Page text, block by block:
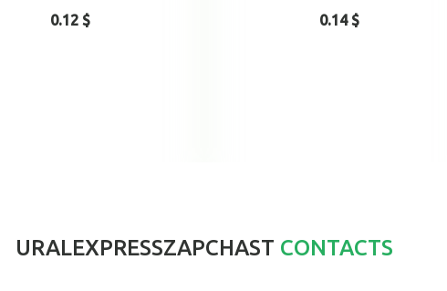
0.12 $
0.14 $
URALEXPRESSZAPCHAST CONTACTS